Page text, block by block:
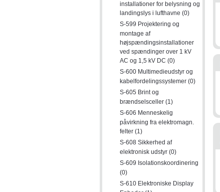
installationer for belysning og
landingslys i lufthavne (0)
S-599 Projektering og
montage af
højspændingsinstallationer
ved spændinger over 1 kV
AC og 1,5 kV DC (0)
S-600 Multimedieudstyr og
kabelfordelingssystemer (0)
S-605 Brint og
brændselsceller (1)
S-606 Menneskelig
påvirkning fra elektromagn.
felter (1)
S-608 Sikkerhed af
elektronisk udstyr (0)
S-609 Isolationskoordinering
(0)
S-610 Elektroniske Display